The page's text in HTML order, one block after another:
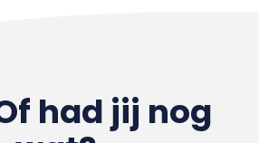
had jij nog